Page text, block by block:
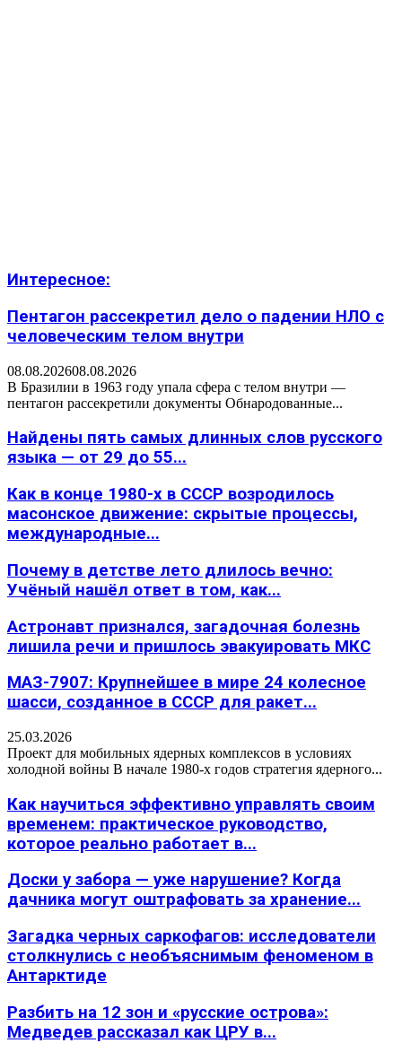
Интересное:
Пентагон рассекретил дело о падении НЛО с
человеческим телом внутри
08.08.202608.08.2026
В Бразилии в 1963 году упала сфера с телом внутри —
пентагон рассекретили документы Обнародованные...
Найдены пять самых длинных слов русского
языка — от 29 до 55...
Как в конце 1980-х в СССР возродилось
масонское движение: скрытые процессы,
международные...
Почему в детстве лето длилось вечно:
Учёный нашёл ответ в том, как...
Астронавт признался, загадочная болезнь
лишила речи и пришлось эвакуировать МКС
МАЗ-7907: Крупнейшее в мире 24 колесное
шасси, созданное в СССР для ракет...
25.03.2026
Проект для мобильных ядерных комплексов в условиях
холодной войны В начале 1980-х годов стратегия ядерного...
Как научиться эффективно управлять своим
временем: практическое руководство,
которое реально работает в...
Доски у забора — уже нарушение? Когда
дачника могут оштрафовать за хранение...
Загадка черных саркофагов: исследователи
столкнулись с необъяснимым феноменом в
Антарктиде
Разбить на 12 зон и «русские острова»:
Медведев рассказал как ЦРУ в...